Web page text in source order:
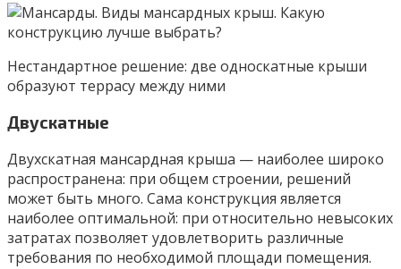
Нестандартное решение: две односкатные крыши
образуют террасу между ними
Двускатные
Двухскатная мансардная крыша — наиболее широко
распространена: при общем строении, решений
может быть много. Сама конструкция является
наиболее оптимальной: при относительно невысоких
затратах позволяет удовлетворить различные
требования по необходимой площади помещения.